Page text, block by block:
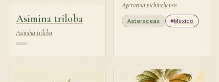
Asimina triloba
Asimina triloba
Ageratina pichinchensis
Asteraceae México